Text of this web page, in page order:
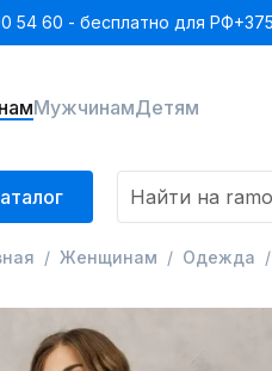
54 60 - бесплатно для РФ
МужчинамДетям
Женщинам Одежда